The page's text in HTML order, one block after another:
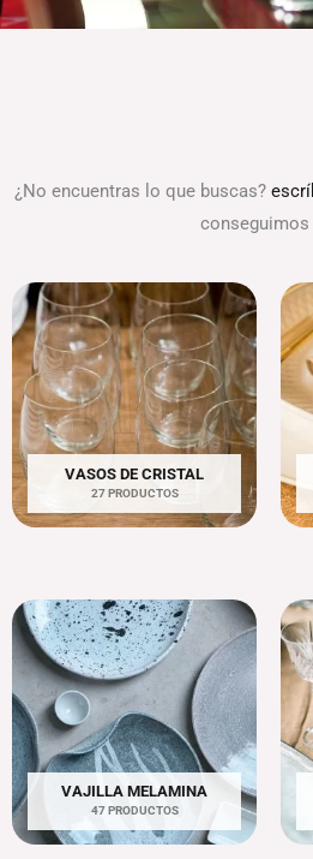
¿No encuentras lo que buscas?
conseguimos
VASOS DE CRISTAL
27 PRODUCTOS
VAJILLA MELAMINA
47 PRODUCTOS